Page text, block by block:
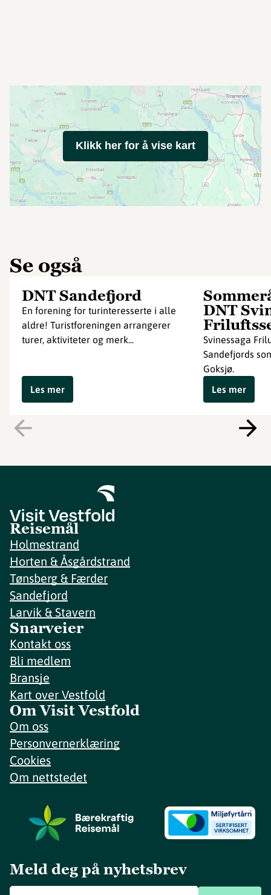
Klikk her for å vise kart
Se også
DNT Sandefjord
En forening for turinteresserte i alle
aldre! Turistforeningen arrangerer
turer, aktiviteter og merk...
Les mer
DNT
Svinessaga
Sandefjords
Goksjø.
Les mer
Reisemål
Holmestrand
Horten & Åsgårdstrand
Tønsberg & Færder
Sandefjord
Larvik & Stavern
Snarveier
Kontakt oss
Bli medlem
Bransje
Kart over Vestfold
Om Visit Vestfold
Om oss
Personvernerklæring
Cookies
Om nettstedet
Meld deg på nyhetsbrev